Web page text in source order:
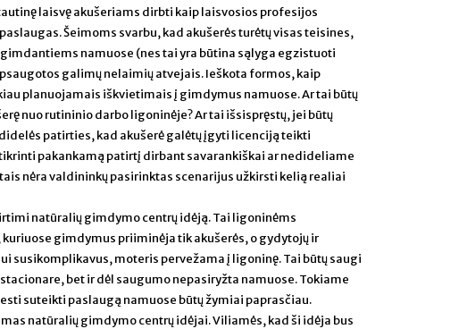
laisvę akušeriams dirbti kaip laisvosios profesijos
Šeimoms svarbu, kad akušerės turėtų visas teisines,
namuose (nes tai yra būtina sąlyga egzistuoti
galimų nelaimių atvejais. Ieškota formos, kaip
planuojamais iškvietimais į gimdymus namuose. Ar tai būtų
nuo rutininio darbo ligoninėje? Ar tai išsispręstų, jei būtų
patirties, kad akušerė galėtų įgyti licenciją teikti
pakankamą patirtį dirbant savarankiškai ar nedideliame
nėra valdininkų pasirinktas scenarijus užkirsti kelią realiai
natūralių gimdymo centrų idėją. Tai ligoninėms
gimdymus priiminėja tik akušerės, o gydytojų ir
susikomplikavus, moteris pervežama į ligoninę. Tai būtų saugi
bet ir dėl saugumo nepasiryžta namuose. Tokiame
suteikti paslaugą namuose būtų žymiai paprasčiau.
natūralių gimdymo centrų idėjai. Viliamės, kad ši idėja bus